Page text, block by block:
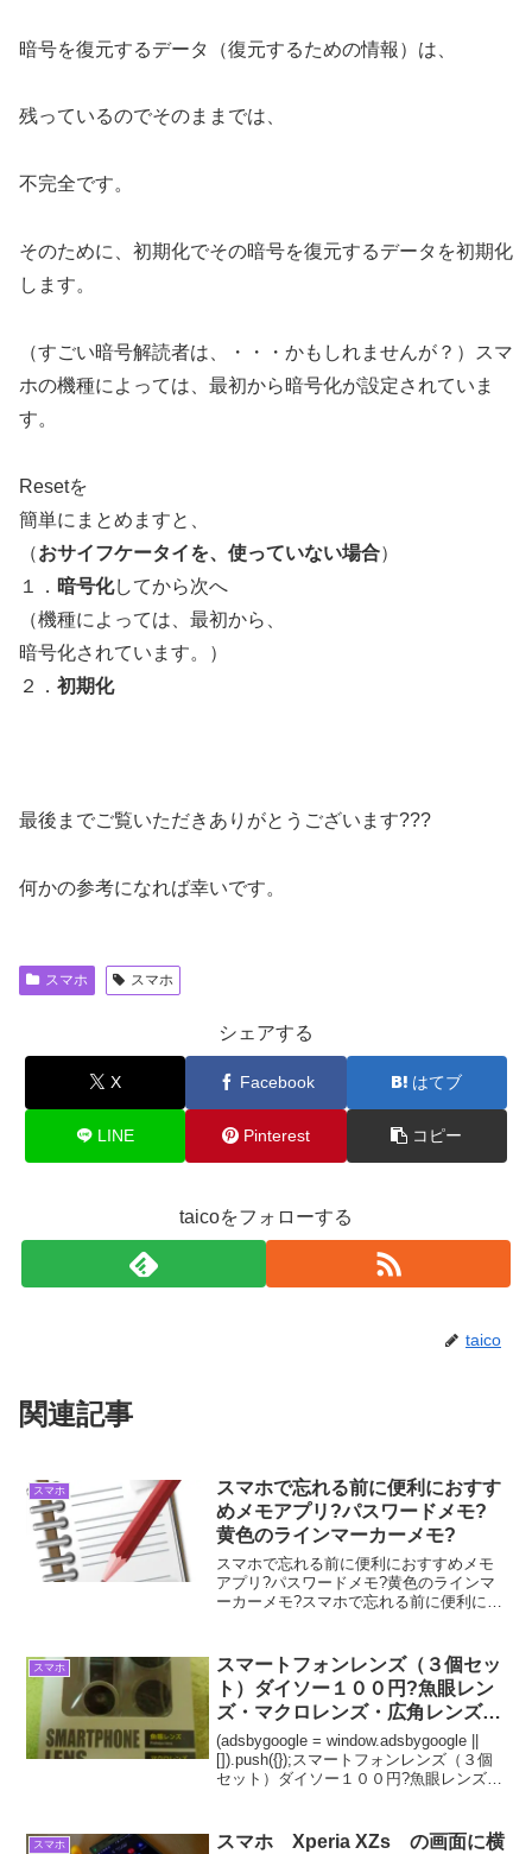
暗号を復元するデータ（復元するための情報）は、
残っているのでそのままでは、
不完全です。
そのために、初期化でその暗号を復元するデータを初期化
します。
（すごい暗号解読者は、・・・かもしれませんが？）スマ
ホの機種によっては、最初から暗号化が設定されていま
す。
Resetを
簡単にまとめますと、
（おサイフケータイを、使っていない場合）
１． 暗号化してから次へ
（機種によっては、最初から、
暗号化されています。）
２． 初期化
最後までご覧いただきありがとうございます???
何かの参考になれば幸いです。
スマホ スマホ
シェアする
X Facebook はてブ
LINE Pinterest コピー
taicoをフォローする
taico
関連記事
スマホ
スマホで忘れる前に便利におすす
めメモアプリ?パスワードメモ?
黄色のラインマーカーメモ?
スマホで忘れる前に便利におすすめメモ
アプリ?パスワードメモ?黄色のラインマ
ーカーメモ?スマホで忘れる前に便利にお
ド・アイデアも、忙しいと3分すると忘れ
てしまいなんだっ...
スマホ
スマートフォンレンズ（３個セッ
ト）ダイソー１００円?魚眼レン
ズ・マクロレンズ・広角レンズ?
撮影テスト
(adsbygoogle = window.adsbygoogle ||
[]).push({});スマートフォンレンズ（３個
セット）ダイソー１００円?魚眼レンズ・
の...
スマホ
スマホ Xperia XZs の画面に横